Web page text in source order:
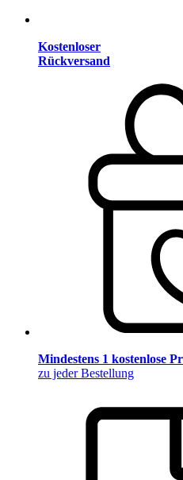
Kostenloser
Rückversand
Mindestens 1 kostenlose
zu jeder Bestellung